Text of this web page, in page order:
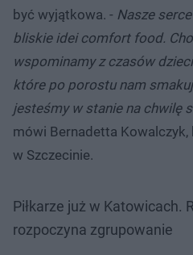
być wyjątkowa. - Nasze
bliskie idei comfort food.
wspominamy z czasów
które po porostu nam
jesteśmy w stanie na chwilę
mówi Bernadetta
w Szczecinie.
Piłkarze już w Katowicach.
rozpoczyna zgrupowanie